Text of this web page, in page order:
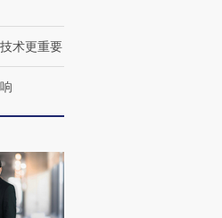
度Z世代 用街头抗争将教
术更重要